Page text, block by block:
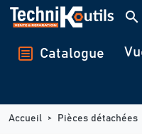
Panneau de gestion des
search
Catalogue
Accueil Pièces détachées